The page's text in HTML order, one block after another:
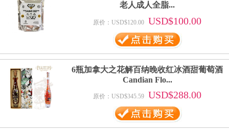
老人成人全脂...
原价：USD$120.00 USD$100.00
6瓶加拿大之花解百纳晚收红冰酒甜葡萄酒
Candian Flo...
原价：USD$345.59 USD$288.00